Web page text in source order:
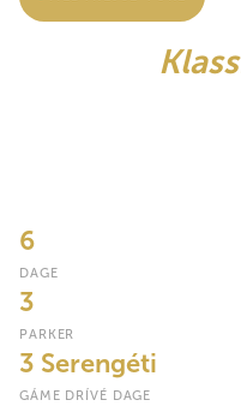
6
DAGE
3
PARKER
3 Serengéti
GÁME DRÍVÉ DAGE